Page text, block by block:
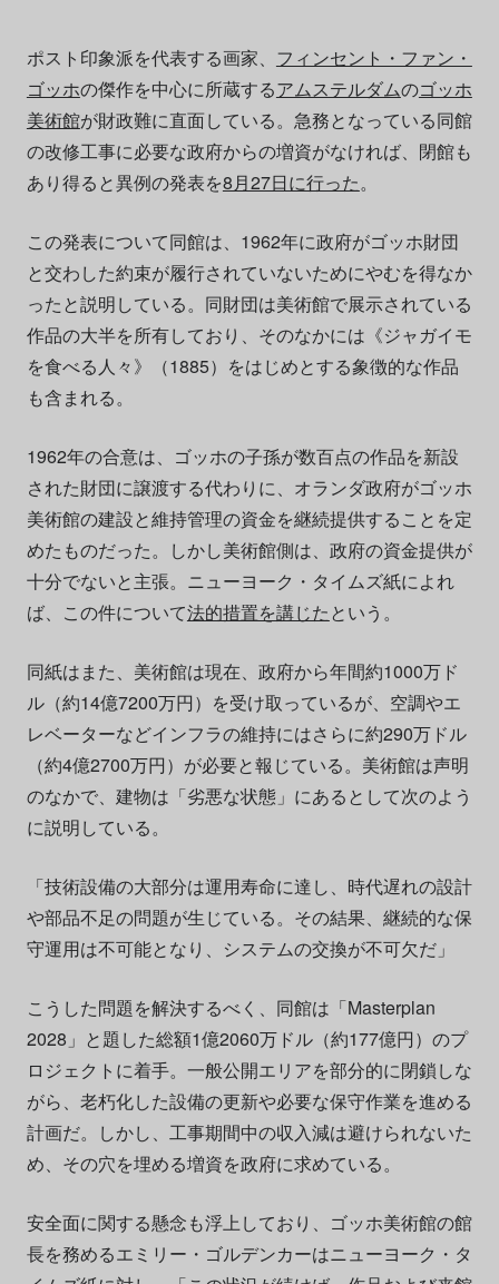
ポスト印象派を代表する画家、 フィンセント・ファン・
ゴッホの傑作を中心に所蔵するアムステルダムのゴッホ
美術館が財政難に直面している。急務となっている同館
の改修工事に必要な政府からの増資がなければ、閉館も
あり得ると異例の発表を8月27日に行った。
この発表について同館は、1962年に政府がゴッホ財団
と交わした約束が履行されていないためにやむを得なか
ったと説明している。同財団は美術館で展示されている
作品の大半を所有しており、そのなかには《ジャガイモ
を食べる人々》（1885）をはじめとする象徴的な作品
も含まれる。
1962年の合意は、ゴッホの子孫が数百点の作品を新設
された財団に譲渡する代わりに、オランダ政府がゴッホ
美術館の建設と維持管理の資金を継続提供することを定
めたものだった。しかし美術館側は、政府の資金提供が
十分でないと主張。ニューヨーク・タイムズ紙によれ
ば、この件について法的措置を講じたという。
同紙はまた、美術館は現在、政府から年間約1000万ド
ル（約14億7200万円）を受け取っているが、空調やエ
レベーターなどインフラの維持にはさらに約290万ドル
（約4億2700万円）が必要と報じている。美術館は声明
のなかで、建物は「劣悪な状態」にあるとして次のよう
に説明している。
「技術設備の大部分は運用寿命に達し、時代遅れの設計
や部品不足の問題が生じている。その結果、継続的な保
守運用は不可能となり、システムの交換が不可欠だ」
こうした問題を解決するべく、同館は「Masterplan
2028」と題した総額1億2060万ドル（約177億円）のプ
ロジェクトに着手。一般公開エリアを部分的に閉鎖しな
がら、老朽化した設備の更新や必要な保守作業を進める
計画だ。しかし、工事期間中の収入減は避けられないた
め、その穴を埋める増資を政府に求めている。
安全面に関する懸念も浮上しており、ゴッホ美術館の館
長を務めるエミリー・ゴルデンカーはニューヨーク・タ